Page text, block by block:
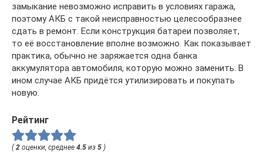
замыкание невозможно исправить в условиях гаража,
поэтому АКБ с такой неисправностью целесообразнее
сдать в ремонт. Если конструкция батареи позволяет,
то её восстановление вполне возможно. Как показывает
практика, обычно не заряжается одна банка
аккумулятора автомобиля, которую можно заменить. В
ином случае АКБ придётся утилизировать и покупать
новую.
Рейтинг
( 2 оценки, среднее 4.5 из 5 )